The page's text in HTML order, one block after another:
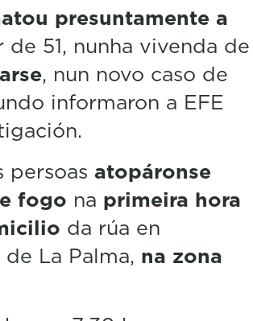
presuntamente a
de 51, nunha vivenda de
, nun novo caso de
informaron a EFE
persoas atopáronse
fogo na primeira hora
da rúa en
La Palma, na zona